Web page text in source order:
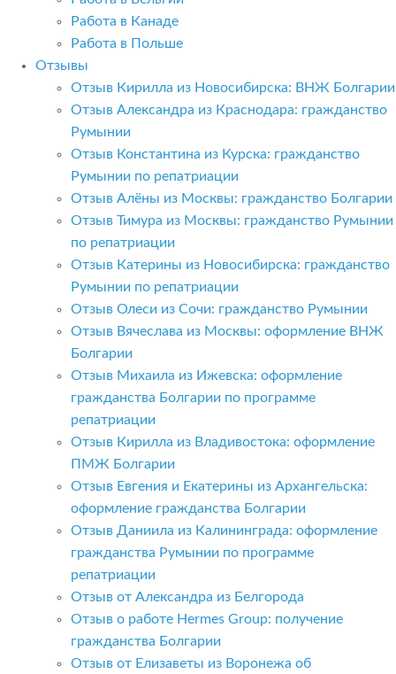
Работа в Канаде
Работа в Польше
Отзывы
Отзыв Кирилла из Новосибирска: ВНЖ Болгарии
Отзыв Александра из Краснодара: гражданство
Румынии
Отзыв Константина из Курска: гражданство
Румынии по репатриации
Отзыв Алёны из Москвы: гражданство Болгарии
Отзыв Тимура из Москвы: гражданство Румынии
по репатриации
Отзыв Катерины из Новосибирска: гражданство
Румынии по репатриации
Отзыв Олеси из Сочи: гражданство Румынии
Отзыв Вячеслава из Москвы: оформление ВНЖ
Болгарии
Отзыв Михаила из Ижевска: оформление
гражданства Болгарии по программе
репатриации
Отзыв Кирилла из Владивостока: оформление
ПМЖ Болгарии
Отзыв Евгения и Екатерины из Архангельска:
оформление гражданства Болгарии
Отзыв Даниила из Калининграда: оформление
гражданства Румынии по программе
репатриации
Отзыв от Александра из Белгорода
Отзыв о работе Hermes Group: получение
гражданства Болгарии
Отзыв от Елизаветы из Воронежа об